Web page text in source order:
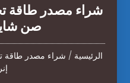
شراء مصدر طاقة
صن
الرئيسية / شراء مصدر طاقة